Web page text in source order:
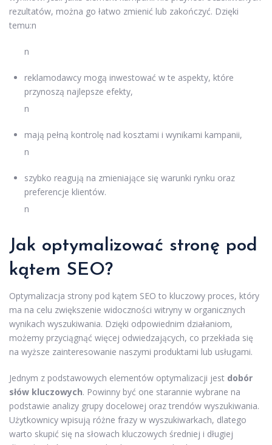
rezultatów, można go łatwo zmienić lub zakończyć. Dzięki
temu:n
n
reklamodawcy mogą inwestować w te aspekty, które
przynoszą najlepsze efekty,
n
mają pełną kontrolę nad kosztami i wynikami kampanii,
n
szybko reagują na zmieniające się warunki rynku oraz
preferencje klientów.
n
Jak optymalizować stronę pod
kątem SEO?
Optymalizacja strony pod kątem SEO to kluczowy proces, który
ma na celu zwiększenie widoczności witryny w organicznych
wynikach wyszukiwania. Dzięki odpowiednim działaniom,
możemy przyciągnąć więcej odwiedzających, co przekłada się
na wyższe zainteresowanie naszymi produktami lub usługami.
Jednym z podstawowych elementów optymalizacji jest dobór
słów kluczowych. Powinny być one starannie wybrane na
podstawie analizy grupy docelowej oraz trendów wyszukiwania.
Użytkownicy wpisują różne frazy w wyszukiwarkach, dlatego
warto skupić się na słowach kluczowych średniej i długiej